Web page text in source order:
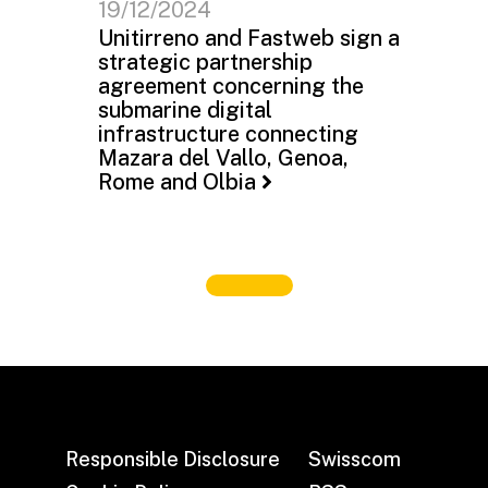
19/12/2024
Unitirreno and Fastweb sign a
strategic partnership
agreement concerning the
submarine digital
infrastructure connecting
Mazara del Vallo, Genoa,
Rome and Olbia
Responsible Disclosure
Swisscom